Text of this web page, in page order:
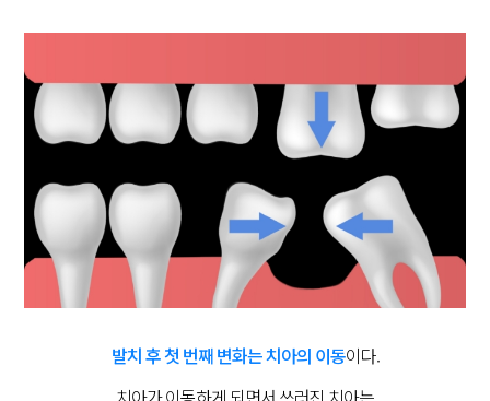
발치 후 첫 번째 변화는 치아의 이동이다.